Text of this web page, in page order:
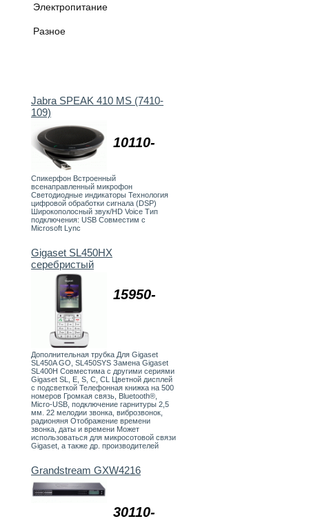
Электропитание
Разное
10110-
Jabra SPEAK 410 MS (7410-
109)
Спикерфон Встроенный
всенаправленный микрофон
Светодиодные индикаторы Технология
цифровой обработки сигнала (DSP)
Широкополосный звук/HD Voice Тип
подключения: USB Совместим с
Microsoft Lync
15950-
Gigaset SL450HX
серебристый
Дополнительная трубка Для Gigaset
SL450A GO, SL450SYS Замена Gigaset
SL400H Совместима с другими сериями
Gigaset SL, E, S, C, CL Цветной дисплей
с подсветкой Телефонная книжка на 500
номеров Громкая связь, Bluetooth®,
Micro-USB, подключение гарнитуры 2,5
мм. 22 мелодии звонка, виброзвонок,
радионяня Отображение времени
звонка, даты и времени Может
использоваться для микросотовой связи
Gigaset, а также др. производителей
30110-
Grandstream GXW4216